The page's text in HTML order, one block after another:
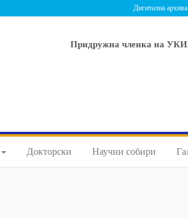
Дигитална архива
Придружна членка на
Докторски Научни собири